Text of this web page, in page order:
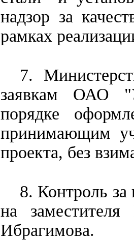
надзор за
рамках
7.
заявкам ОАО
порядке
принимающим
проекта, без
8. Контроль за
на
Ибрагимова.